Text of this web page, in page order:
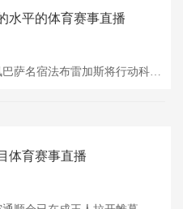
水平的体育赛事直播
体育赛事直播